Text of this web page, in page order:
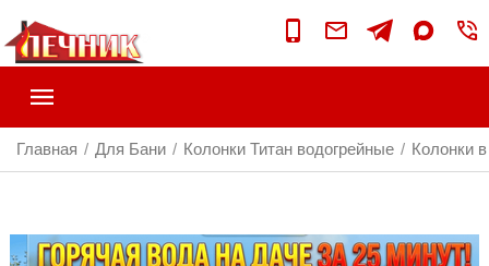
Главная / Для Бани / Колонки Титан водогрейные / Колонки